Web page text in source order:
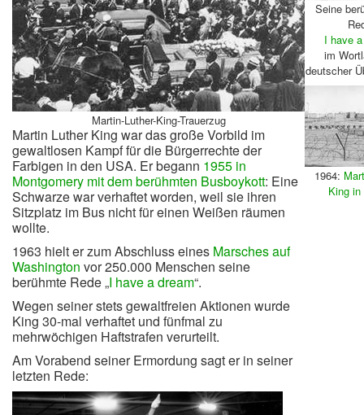
Martin-Luther-King-Trauerzug
Martin Luther King war das große Vorbild im
gewaltlosen Kampf für die Bürgerrechte der
Farbigen in den USA. Er begann 1955 in
Montgomery mit dem berühmten Busboykott: Eine
Schwarze war verhaftet worden, weil sie ihren
Sitzplatz im Bus nicht für einen Weißen räumen
wollte.
1963 hielt er zum Abschluss eines Marsches auf
Washington vor 250.000 Menschen seine
berühmte Rede „I have a dream“.
Wegen seiner stets gewaltfreien Aktionen wurde
King 30-mal verhaftet und fünfmal zu
mehrwöchigen Haftstrafen verurteilt.
Am Vorabend seiner Ermordung sagt er in seiner
letzten Rede:
Seine
I have
im
deutscher
1964:
King